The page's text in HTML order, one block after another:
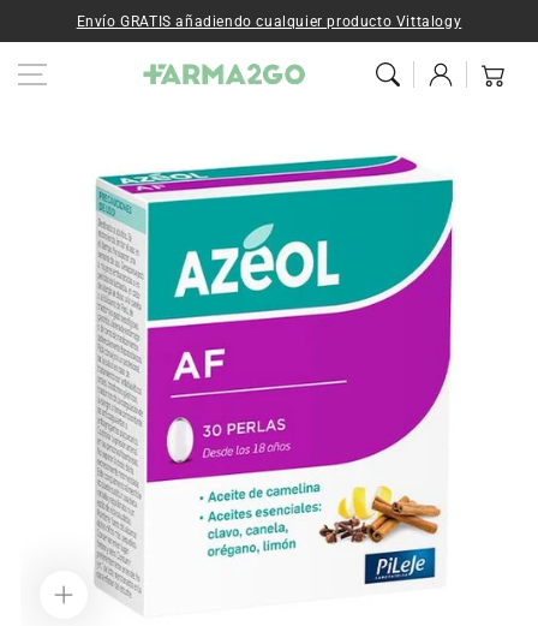
Ir al contenidoEnvío GRATIS añadiendo cualquier producto Vittalogy
Iniciar
sesión
Carrito
producto